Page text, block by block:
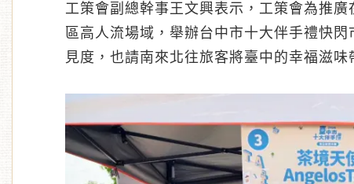
工策會副總幹事王文興表示，工策會為推
區高人流場域，舉辦台中市十大伴手禮快
見度，也請南來北往旅客將臺中的幸福滋味